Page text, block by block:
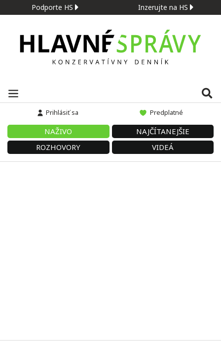
Podporte HS Inzerujte na HS
Prihlásiť sa Predplatné
NAŽIVO
NAJČÍTANEJŠIE
ROZHOVORY
VIDEÁ